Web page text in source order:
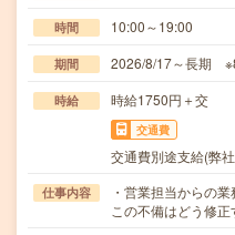
時間 10:00～19:00
期間 2026/8/17～長期
時給 時給1750円＋交
交通費
交通費別途支給(弊
仕事内容
・営業担当からの
この不備はどう修